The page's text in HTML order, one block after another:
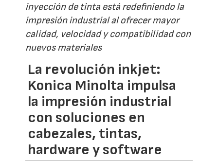
inyección de tinta está redefiniendo la
impresión industrial al ofrecer mayor
calidad, velocidad y compatibilidad con
nuevos materiales
La revolución inkjet:
Konica Minolta impulsa
la impresión industrial
con soluciones en
cabezales, tintas,
hardware y software